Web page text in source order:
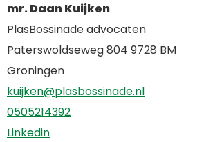
mr. Daan Kuijken
PlasBossinade advocaten
Paterswoldseweg 804 9728 BM
Groningen
kuijken@plasbossinade.nl
0505214392
Linkedin